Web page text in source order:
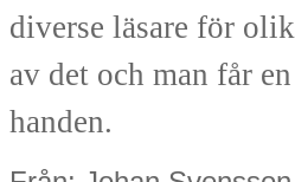
diverse läsare för
av det och man får
handen.